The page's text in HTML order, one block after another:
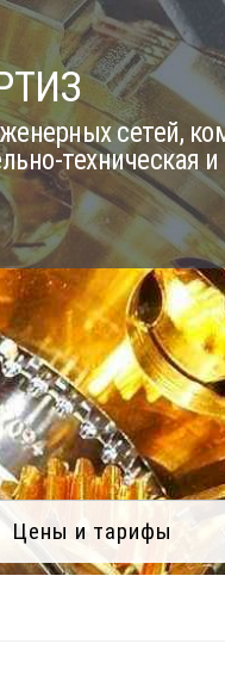
сетей,
техническая
Цены и тарифы